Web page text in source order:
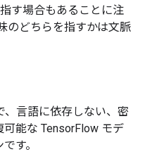
す場合もあることに注
のどちらを指すかは文脈
、言語に依存しない、密
能な TensorFlow モデ
す。